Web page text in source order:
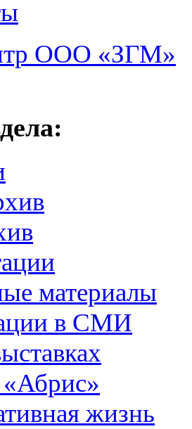
ООО «ЗГМ»
материалы
в СМИ
жизнь